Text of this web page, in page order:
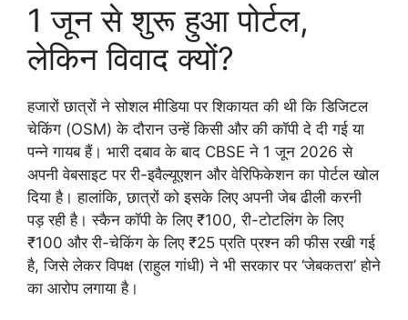
1 जून से शुरू हुआ पोर्टल,
लेकिन विवाद क्यों?
हजारों छात्रों ने सोशल मीडिया पर शिकायत की थी कि डिजिटल
चेकिंग (OSM) के दौरान उन्हें किसी और की कॉपी दे दी गई या
पन्ने गायब हैं। भारी दबाव के बाद CBSE ने 1 जून 2026 से
अपनी वेबसाइट पर री-इवैल्यूएशन और वेरिफिकेशन का पोर्टल खोल
दिया है। हालांकि, छात्रों को इसके लिए अपनी जेब ढीली करनी
पड़ रही है। स्कैन कॉपी के लिए ₹100, री-टोटलिंग के लिए
₹100 और री-चेकिंग के लिए ₹25 प्रति प्रश्न की फीस रखी गई
है, जिसे लेकर विपक्ष (राहुल गांधी) ने भी सरकार पर ‘जेबकतरा’ होने
का आरोप लगाया है।